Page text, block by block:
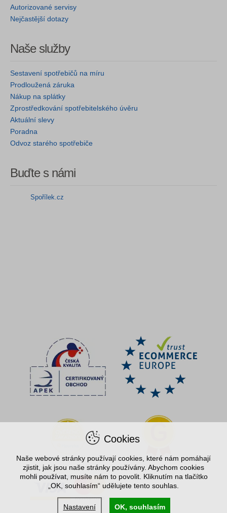
Autorizované servisy
Nejčastější dotazy
Naše služby
Sestavení spotřebičů na míru
Prodloužená záruka
Nákup na splátky
Zprostředkování spotřebitelského úvěru
Aktuální slevy
Poradna
Odvoz starého spotřebiče
Buďte s námi
Spořílek.cz
Cookies
Naše webové stránky používají cookies, které nám pomáhají
zjistit, jak jsou naše stránky používány. Abychom cookies
mohli používat, musíte nám to povolit. Kliknutím na tlačítko
„OK, souhlasím“ udělujete tento souhlas.
Nastavení OK, souhlasím